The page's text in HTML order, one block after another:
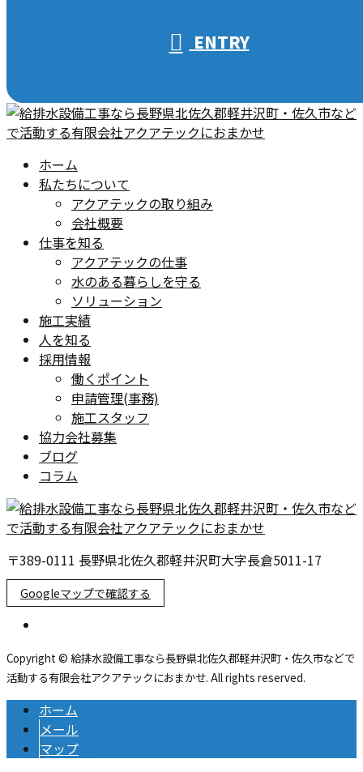
ENTRY
ホーム
私たちについて
アクアテックの取り組み
会社概要
仕事を知る
アクアテックの仕事
水のある暮らしを守る
ソリューション
施工実績
人を知る
採用情報
働くポイント
申請管理(事務)
施工スタッフ
協力会社募集
ブログ
コラム
〒389-0111 長野県北佐久郡軽井沢町大字長倉5011-17
Googleマップで確認する
Copyright © 給排水設備工事なら長野県北佐久郡軽井沢町・佐久市などで
活動する有限会社アクアテックにおまかせ. All rights reserved.
ホーム
メール
マップ